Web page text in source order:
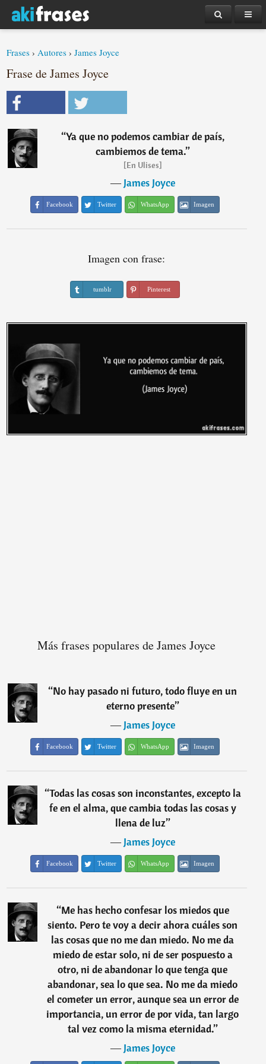
Frases ›Autores ›James Joyce
Frase de James Joyce
“Ya que no podemos cambiar de país,
cambiemos de tema.”
[En Ulises]
―James Joyce
Facebook Twitter WhatsApp Imagen
Imagen con frase:
tumblr Pinterest
Más frases populares de James Joyce
“No hay pasado ni futuro, todo fluye en un
eterno presente”
―James Joyce
Facebook Twitter WhatsApp Imagen
“Todas las cosas son inconstantes, excepto la
fe en el alma, que cambia todas las cosas y
llena de luz”
―James Joyce
Facebook Twitter WhatsApp Imagen
“Me has hecho confesar los miedos que
siento. Pero te voy a decir ahora cuáles son
las cosas que no me dan miedo. No me da
miedo de estar solo, ni de ser pospuesto a
otro, ni de abandonar lo que tenga que
abandonar, sea lo que sea. No me da miedo
el cometer un error, aunque sea un error de
importancia, un error de por vida, tan largo
tal vez como la misma eternidad.”
―James Joyce